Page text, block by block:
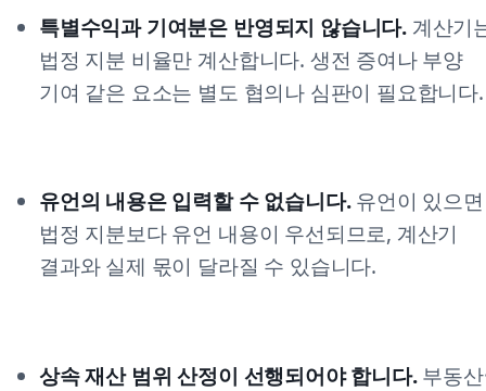
특별수익과 기여분은 반영되지 않습니다. 계산기
법정 지분 비율만 계산합니다. 생전 증여나 부양
기여 같은 요소는 별도 협의나 심판이 필요합니다.
유언의 내용은 입력할 수 없습니다.유언이 있으면
법정 지분보다 유언 내용이 우선되므로, 계산기
결과와 실제 몫이 달라질 수 있습니다.
상속 재산 범위 산정이 선행되어야 합니다.부동산